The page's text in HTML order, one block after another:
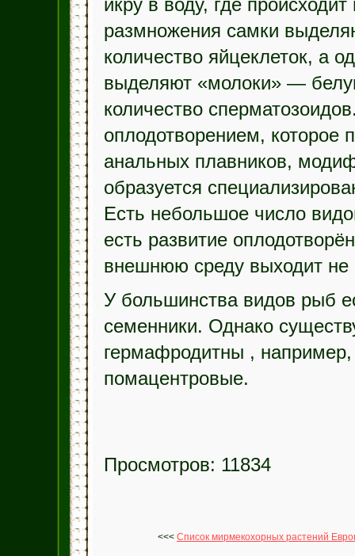
икру в воду, где
размножения самки
количество яйцеклеток, а
выделяют «молоки» —
количество
оплодотворением, которое
анальных плавников,
образуется
Есть небольшое число
есть развитие
внешнюю среду выходит не
У большинства видов рыб
семенники. Однако
гермафродитны ,
помацентровые.
Просмотров: 11834
<<< Список мирмекохорных растений